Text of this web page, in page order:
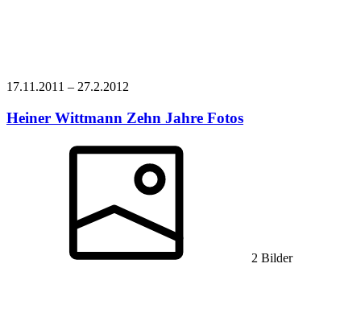
17.11.2011 – 27.2.2012
Heiner Wittmann Zehn Jahre Fotos
2 Bilder